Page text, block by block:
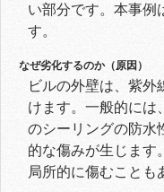
い部分です。本事例
す。
なぜ劣化するのか（原因）
ビルの外壁は、紫外
けます。一般的には
のシーリングの防水
的な傷みが生じます
局所的に傷むことも